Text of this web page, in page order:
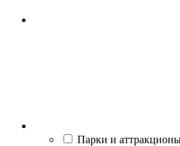
Парки и